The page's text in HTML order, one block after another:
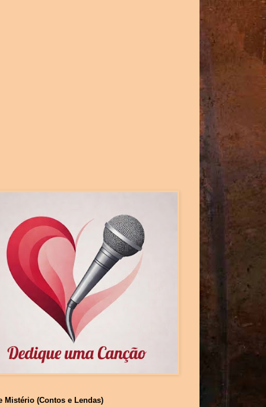
Mistério (Contos e Lendas)